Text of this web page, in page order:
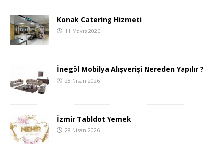
Konak Catering Hizmeti
11 Mayıs 2026
İnegöl Mobilya Alışverişi Nereden Yapılır ?
28 Nisan 2026
İzmir Tabldot Yemek
28 Nisan 2026